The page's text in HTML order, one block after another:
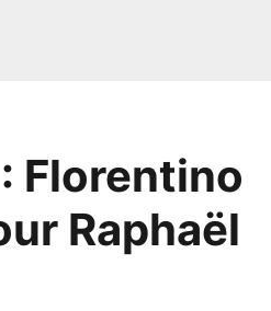
Florentino
Raphaël